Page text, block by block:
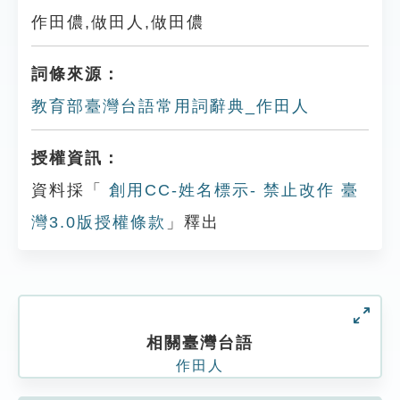
作田儂,做田人,做田儂
詞條來源：
教育部臺灣台語常用詞辭典_作田人
授權資訊：
資料採「
創用CC-姓名標示- 禁止改作 臺
灣3.0版授權條款 」釋出
相關臺灣台語
作田人